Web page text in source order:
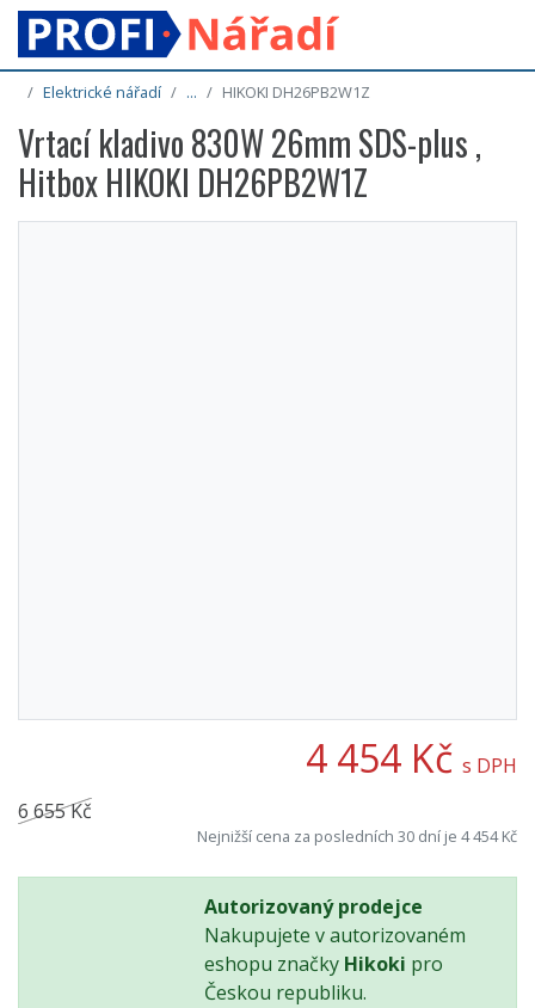
Elektrické nářadí ... HIKOKI DH26PB2W1Z
Vrtací kladivo 830W 26mm SDS-plus ,
Hitbox HIKOKI DH26PB2W1Z
4 454 Kč s DPH
6 655 Kč
Nejnižší cena za posledních 30 dní je 4 454 Kč
Autorizovaný prodejce
Nakupujete v autorizovaném
eshopu značky Hikoki pro
Českou republiku.